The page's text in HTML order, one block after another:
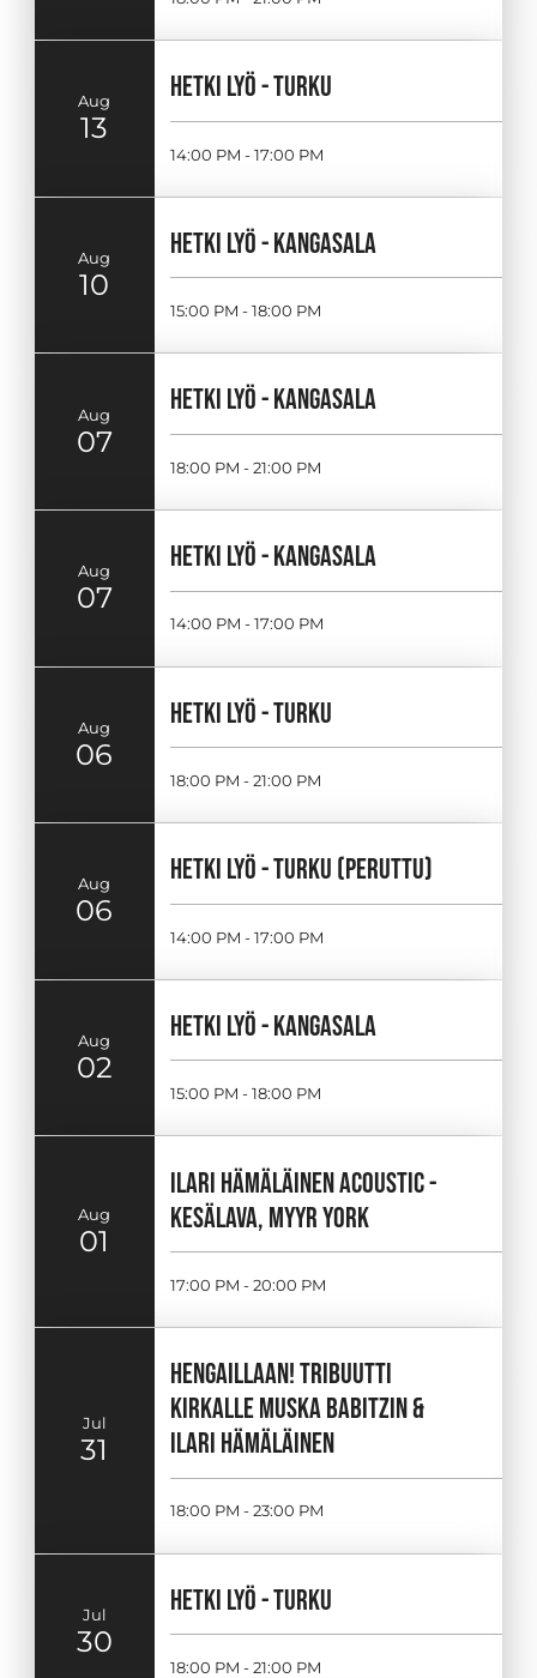
Aug
13
HETKI LYÖ - TURKU
14:00 PM - 17:00 PM
Aug
10
HETKI LYÖ - KANGASALA
15:00 PM - 18:00 PM
Aug
07
HETKI LYÖ - KANGASALA
18:00 PM - 21:00 PM
Aug
07
HETKI LYÖ - KANGASALA
14:00 PM - 17:00 PM
Aug
06
HETKI LYÖ - TURKU
18:00 PM - 21:00 PM
Aug
06
HETKI LYÖ - TURKU (PERUTTU)
14:00 PM - 17:00 PM
Aug
02
HETKI LYÖ - KANGASALA
15:00 PM - 18:00 PM
Aug
01
ILARI HÄMÄLÄINEN ACOUSTIC -
KESÄLAVA, MYYR YORK
17:00 PM - 20:00 PM
Jul
31
HENGAILLAAN! TRIBUUTTI
KIRKALLE MUSKA BABITZIN &
ILARI HÄMÄLÄINEN
18:00 PM - 23:00 PM
Jul
30
HETKI LYÖ - TURKU
18:00 PM - 21:00 PM